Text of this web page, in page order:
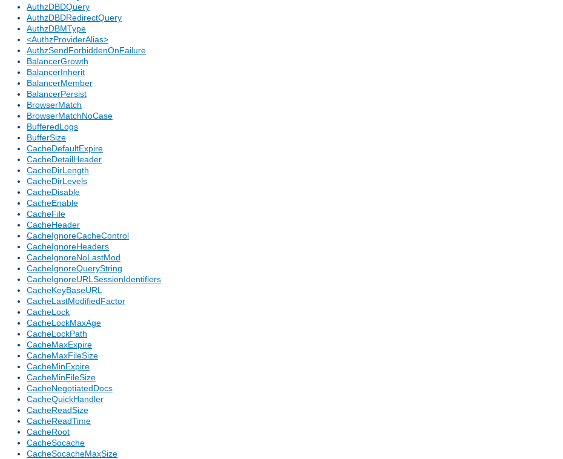
AuthzDBDQuery
AuthzDBDRedirectQuery
AuthzDBMType
<AuthzProviderAlias>
AuthzSendForbiddenOnFailure
BalancerGrowth
BalancerInherit
BalancerMember
BalancerPersist
BrowserMatch
BrowserMatchNoCase
BufferedLogs
BufferSize
CacheDefaultExpire
CacheDetailHeader
CacheDirLength
CacheDirLevels
CacheDisable
CacheEnable
CacheFile
CacheHeader
CacheIgnoreCacheControl
CacheIgnoreHeaders
CacheIgnoreNoLastMod
CacheIgnoreQueryString
CacheIgnoreURLSessionIdentifiers
CacheKeyBaseURL
CacheLastModifiedFactor
CacheLock
CacheLockMaxAge
CacheLockPath
CacheMaxExpire
CacheMaxFileSize
CacheMinExpire
CacheMinFileSize
CacheNegotiatedDocs
CacheQuickHandler
CacheReadSize
CacheReadTime
CacheRoot
CacheSocache
CacheSocacheMaxSize